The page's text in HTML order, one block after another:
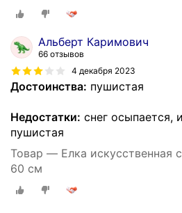
Альберт Каримович
66 отзывов
4 декабря 2023
Достоинства: пушистая
Недостатки: снег осыпается,
пушистая
Товар — Елка искусственная
60 см